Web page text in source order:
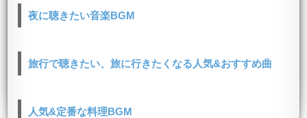
夜に聴きたい音楽BGM
旅行で聴きたい、旅に行きたくなる人気&おすすめ曲
人気&定番な料理BGM